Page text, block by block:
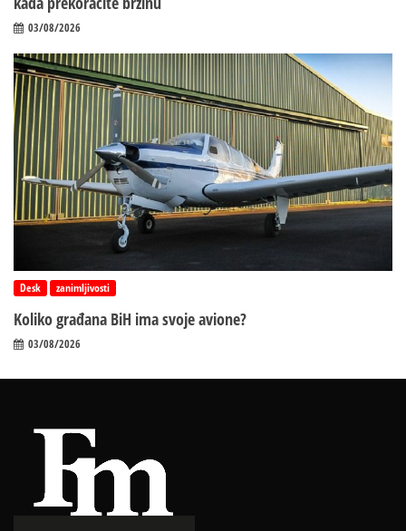
03/08/2026
Desk zanimljivosti
Koliko građana BiH ima svoje avione?
03/08/2026